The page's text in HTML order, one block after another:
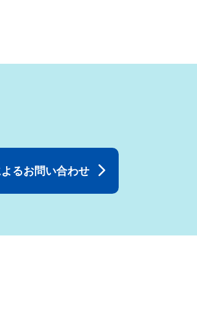
るお問い合わせ